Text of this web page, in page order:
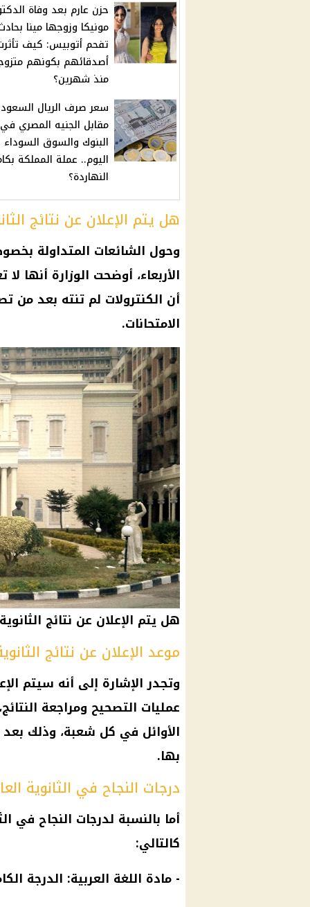
حزن عارم بعد وفاة
مونيكا وزوجها مينا
تفحم أتوبيس: كيف
أصدقائهم بكونهم
منذ شهرين؟
سعر صرف الريال
مقابل الجنيه المصري في
البنوك والسوق السوداء
اليوم.. عملة المملكة
النهاردة؟
هل يتم الإعلان عن نتائج
وحول الشائعات المتداولة
الأربعاء، أوضحت الوزارة
أن الكنترولات لم تنته بعد من
الامتحانات.
هل يتم الإعلان عن نتائج
موعد الإعلان عن نتائج
وتجدر الإشارة إلى أنه سيتم
عمليات التصحيح ومراجعة
الأوائل في كل شعبة، وذلك بعد
بها.
درجات النجاح في الثانوية
كالتالي:
- مادة اللغة العربية: الدرجة الكاملة 80، ودرجة